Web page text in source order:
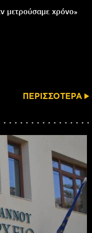
μετρούσαμε χρόνο»
ΠΕΡΙΣΣΟΤΕΡΑ